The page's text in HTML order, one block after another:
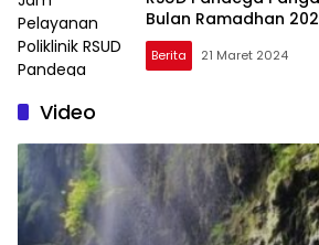
Bulan Ramadhan
Berita 21 Maret 2024
Video